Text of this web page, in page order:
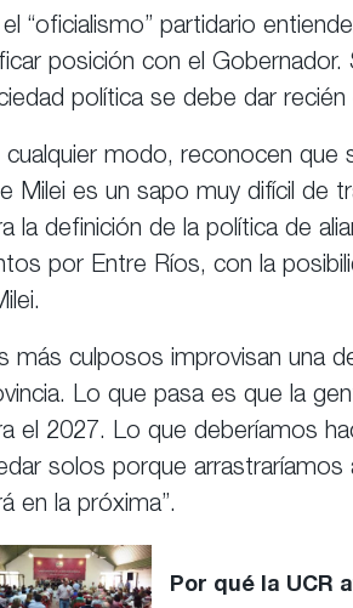
el “oficialismo” partidario
posición con el
política se debe dar
cualquier modo, reconocen que
Milei es un sapo muy difícil de
la definición de la política de
por Entre Ríos, con la
más culposos improvisan una
Lo que pasa es que la
el 2027. Lo que deberíamos
solos porque
en la próxima”.
Por qué la UCR